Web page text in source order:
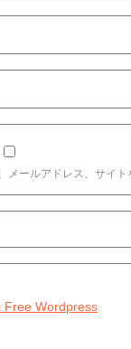
メールアドレス、サイト
Free Wordpress